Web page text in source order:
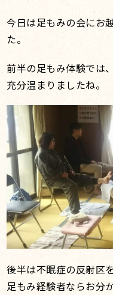
今日は足もみの会にお
た。
前半の足もみ体験では
充分温まりましたね。
後半は不眠症の反射区
足もみ経験者ならお分